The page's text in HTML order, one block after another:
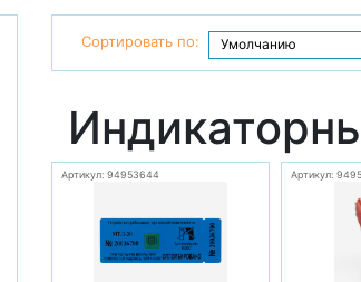
Сортировать по:
Артикул: 94953644 Артикул: